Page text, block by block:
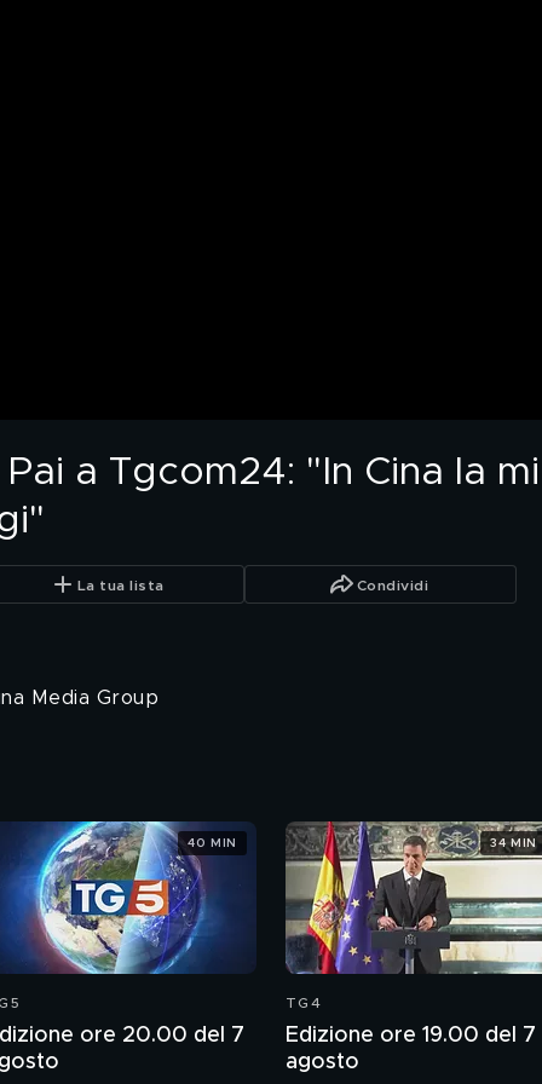
a Tgcom24: "In Cina la
La tua lista Condividi
Media Group
ore 20.00 del 7
40 MIN
TG4
Edizione ore 19.00 del 7
agosto
34 MIN